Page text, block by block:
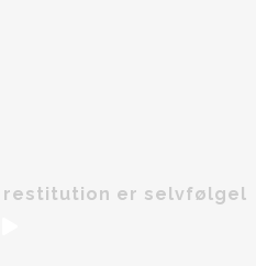
er selvfølgel